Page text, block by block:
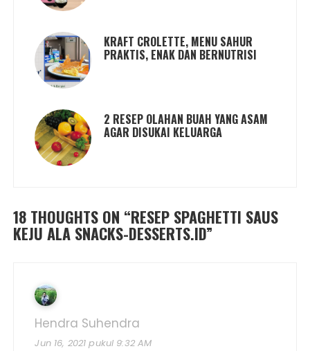
KRAFT CROLETTE, MENU SAHUR
PRAKTIS, ENAK DAN BERNUTRISI
2 RESEP OLAHAN BUAH YANG ASAM
AGAR DISUKAI KELUARGA
18 THOUGHTS ON “RESEP SPAGHETTI SAUS
KEJU ALA SNACKS-DESSERTS.ID”
Hendra Suhendra
Jun 16, 2021 pukul 9:32 AM